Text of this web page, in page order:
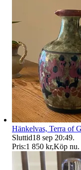
Hänkelvas, Terra of
Sluttid18 sep 20:49.
Pris:1 850 kr,Köp nu.